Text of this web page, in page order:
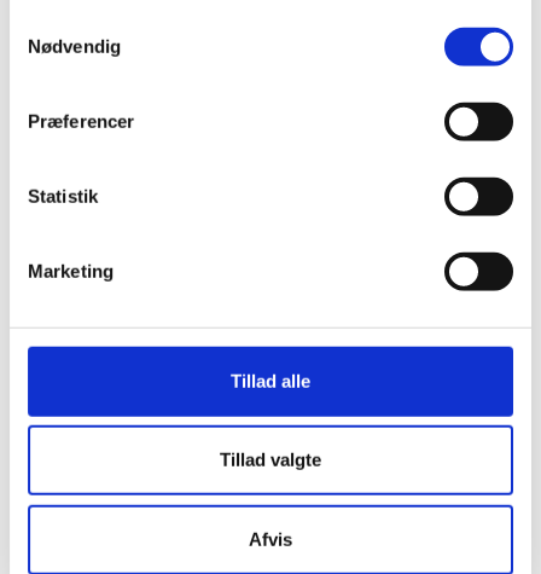
Nødvendig
Præferencer
Statistik
Marketing
Tillad alle
Tillad valgte
Afvis
Vi tager forbehold for, at der kan være udsolgt og at
Tilmelding forventes åbnet november 2026
Har du spørgsmål?
ferie@autismeforening.dk
Priser
Nedenstående er muligheder og priser for
den allerede afholdte tur i 2026.
Indkvarteringsmuligheder og priser for
2027 turen er endnu ikke på plads men vil